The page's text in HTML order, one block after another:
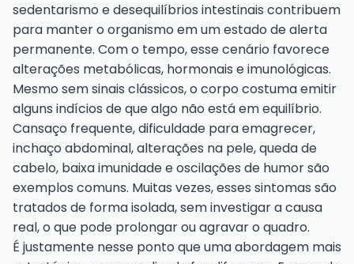
sedentarismo e desequilíbrios intestinais contribuem
para manter o organismo em um estado de alerta
permanente. Com o tempo, esse cenário favorece
alterações metabólicas, hormonais e imunológicas.
Mesmo sem sinais clássicos, o corpo costuma emitir
alguns indícios de que algo não está em equilíbrio.
Cansaço frequente, dificuldade para emagrecer,
inchaço abdominal, alterações na pele, queda de
cabelo, baixa imunidade e oscilações de humor são
exemplos comuns. Muitas vezes, esses sintomas são
tratados de forma isolada, sem investigar a causa
real, o que pode prolongar ou agravar o quadro.
É justamente nesse ponto que uma abordagem mais